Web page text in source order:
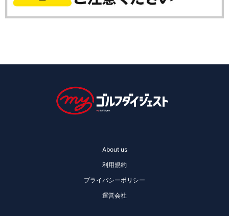
About us
利用規約
プライバシーポリシー
運営会社